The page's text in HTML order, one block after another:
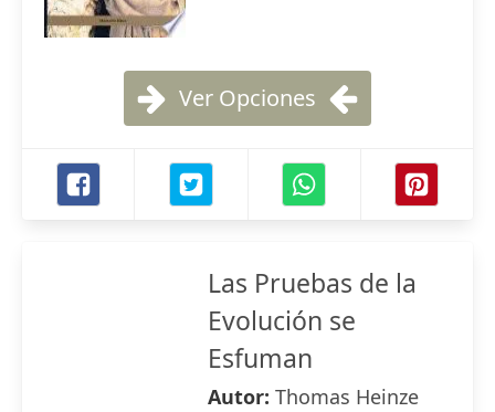
Ver Opciones
Las Pruebas de la
Evolución se
Esfuman
Autor: Thomas Heinze